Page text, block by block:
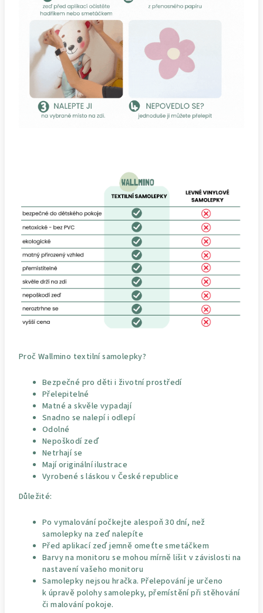
Proč Wallmino textilní samolepky?
Bezpečné pro děti i životní prostředí
Přelepitelné
Matné a skvěle vypadají
Snadno se nalepí i odlepí
Odolné
Nepoškodí zeď
Netrhají se
Mají originální ilustrace
Vyrobené s láskou v České republice
Důležité:
Po vymalování počkejte alespoň 30 dní, než
samolepky na zeď nalepíte
Před aplikací zeď jemně omeťte smetáčkem
Barvy na monitoru se mohou mírně lišit v závislosti na
nastavení vašeho monitoru
Samolepky nejsou hračka. Přelepování je určeno
k úpravě polohy samolepky, přemístění při stěhování
či malování pokoje.